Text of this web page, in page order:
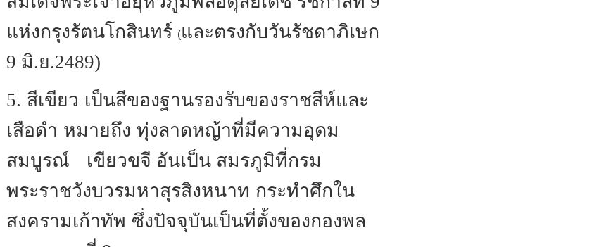
แห่งกรุงรัตนโกสินทร์ (และตรงกับวันรัชดาภิเษก
9 มิ.ย.2489)
5. สีเขียว เป็นสีของฐานรองรับของราชสีห์และ
เสือดำ หมายถึง ทุ่งลาดหญ้าที่มีความอุดม
สมบูรณ์
เขียวขจี อันเป็น สมรภูมิที่กรม
พระราชวังบวรมหาสุรสิงหนาท กระทำศึกใน
สงครามเก้าทัพ ซึ่งปัจจุบันเป็นที่ตั้งของกองพล